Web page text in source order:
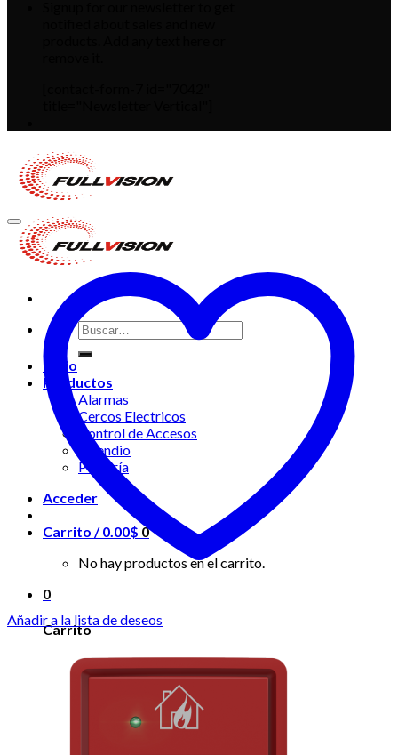
Buscar
por:
Inicio
Productos
Alarmas
Cercos Electricos
Control de Accesos
Incendio
Portería
Acceder
Carrito /0.00$ 0
No hay productos en el carrito.
0
Carrito
No hay productos en el carrito.
Añadir a la lista de deseos